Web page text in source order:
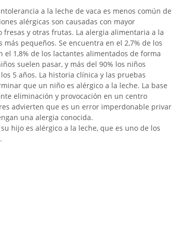
a la leche de vaca es menos común de
alérgicas son causadas con mayor
y otras frutas. La alergia alimentaria a la
pequeños. Se encuentra en el 2,7% de los
1,8% de los lactantes alimentados de forma
suelen pasar, y más del 90% los niños
5 años. La historia clínica y las pruebas
que un niño es alérgico a la leche. La base
eliminación y provocación en un centro
advierten que es un error imperdonable privar
una alergia conocida.
hijo es alérgico a la leche, que es uno de los